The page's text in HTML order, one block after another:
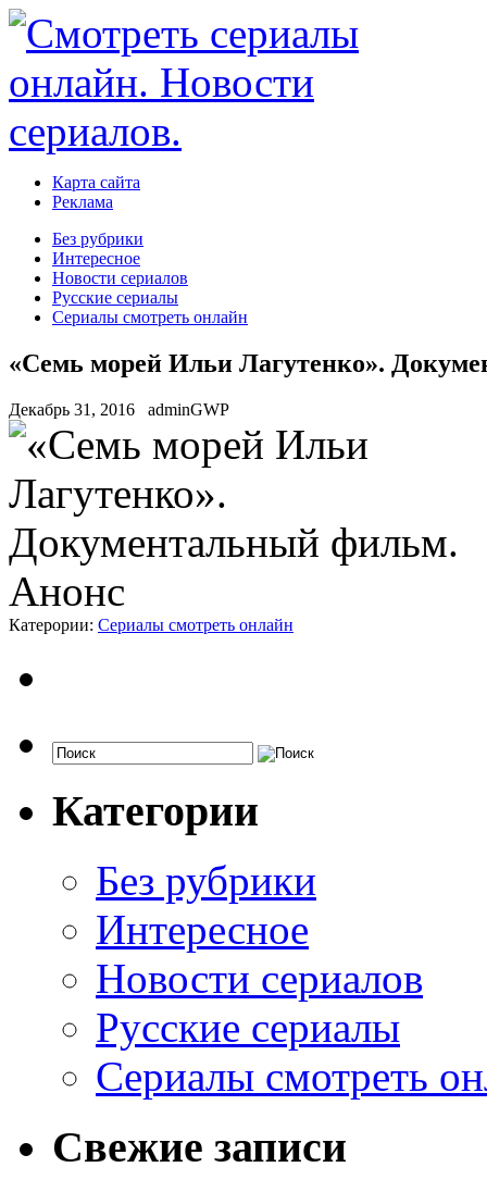
Карта сайта
Реклама
Без рубрики
Интересное
Новости сериалов
Русские сериалы
Сериалы смотреть онлайн
«Семь морей Ильи Лагутенко».
Декабрь 31, 2016 adminGWP
Катерории: Сериалы смотреть онлайн
Категории
Без рубрики
Интересное
Новости сериалов
Русские сериалы
Сериалы смотреть
Свежие записи